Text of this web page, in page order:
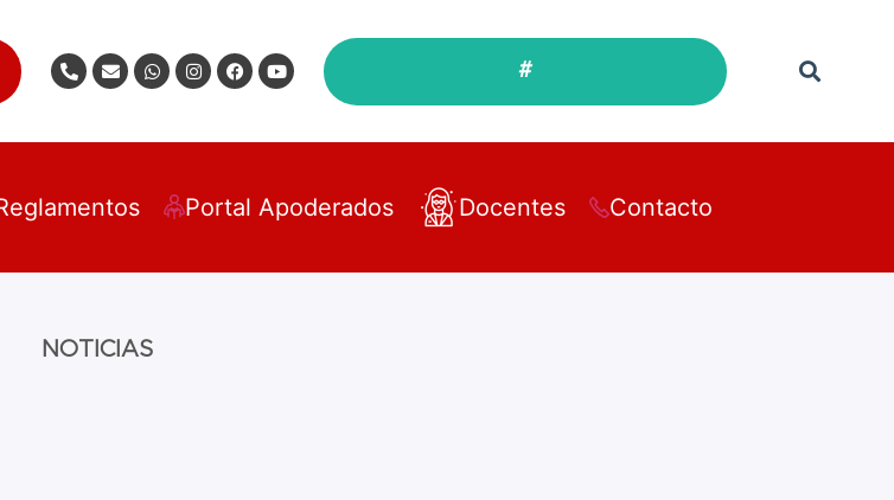
#
Portal Apoderados Docentes Contacto
NOTICIAS